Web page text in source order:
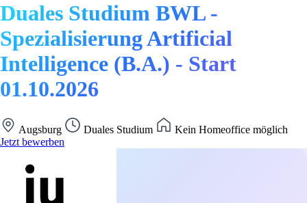
Duales Studium BWL -
Spezialisierung Artificial
Intelligence (B.A.) - Start
01.10.2026
Augsburg Duales Studium
Kein Homeoffice möglich
Jetzt bewerben